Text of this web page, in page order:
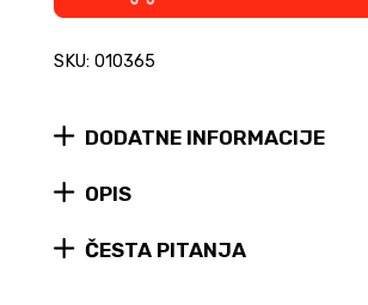
Day
SKU: 010365
DODATNE INFORMACIJE
OPIS
ČESTA PITANJA